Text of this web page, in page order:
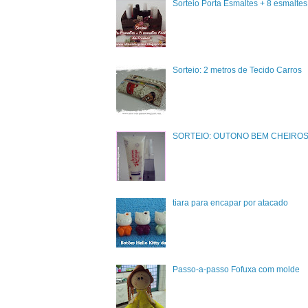
Sorteio Porta Esmaltes + 8
Sorteio: 2 metros de Tecido Carros
SORTEIO: OUTONO BEM
tiara para encapar por atacado
Passo-a-passo Fofuxa com molde